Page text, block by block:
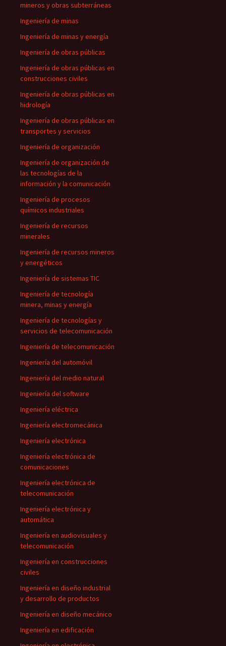
mineros y obras subterráneas
Ingeniería de minas
Ingeniería de minas y energía
Ingeniería de obras públicas
Ingeniería de obras públicas en
construcciones civiles
Ingeniería de obras públicas en
hidrología
Ingeniería de obras públicas en
transportes y servicios
Ingeniería de organización
Ingeniería de organización de
las tecnologías de la
información y la comunicación
Ingeniería de procesos
químicos industriales
Ingeniería de recursos
minerales
Ingeniería de recursos mineros
y energéticos
Ingeniería de sistemas TIC
Ingeniería de tecnología
minera, minas y energía
Ingeniería de tecnologías y
servicios de telecomunicación
Ingeniería de telecomunicación
Ingeniería del automóvil
Ingeniería del medio natural
Ingeniería del software
Ingeniería eléctrica
Ingeniería electromecánica
Ingeniería electrónica
Ingeniería electrónica de
comunicaciones
Ingeniería electrónica de
telecomunicación
Ingeniería electrónica y
automática
Ingeniería en audiovisuales y
telecomunicación
Ingeniería en construcciones
civiles
Ingeniería en diseño industrial
y desarrollo de productos
Ingeniería en diseño mecánico
Ingeniería en edificación